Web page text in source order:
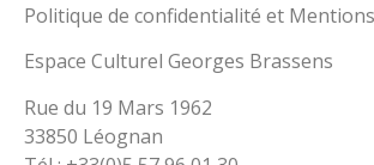
Politique de confidentialité et
Espace Culturel Georges Brassens
Rue du 19 Mars 1962
33850 Léognan